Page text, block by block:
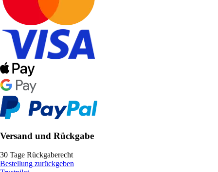
Versand und Rückgabe
30 Tage Rückgaberecht
Bestellung zurückgeben